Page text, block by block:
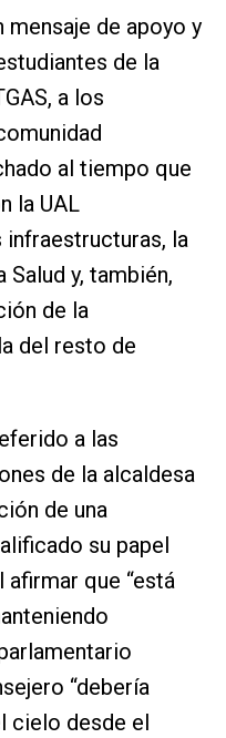
mensaje de apoyo y
de la
a los
al tiempo que
la UAL
la
Salud y, también,
de la
del resto de
a las
de la alcaldesa
de una
su papel
que “está
“debería
cielo desde el